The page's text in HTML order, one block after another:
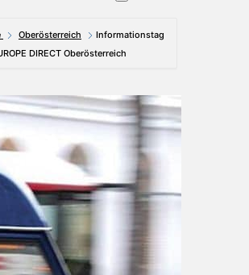
Oberösterreich
Informationstag
DIRECT Oberösterreich